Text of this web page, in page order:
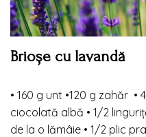
Brioșe cu lavandă
• 160 g unt •120 g zahăr •
ciocolată albă • 1/2
de la o lămâie • 1/2 plic